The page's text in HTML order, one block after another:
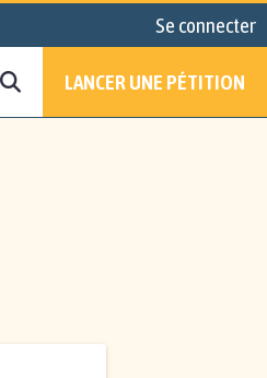
Se connecter
LANCER UNE PÉTITION